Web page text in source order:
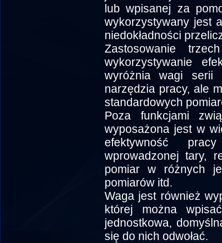
lub wpisanej za
wykorzystywany jest
niedokładności
Zastosowanie
wykorzystywanie
wyróżnia wagi serii
narzędzia pracy, ale
standardowych
Poza funkcjami
wyposażona jest w
efektywność
wprowadzonej tary,
pomiar w różnych
pomiarów itd.
Waga jest również
której można
jednostkowa,
się do nich odwołać.